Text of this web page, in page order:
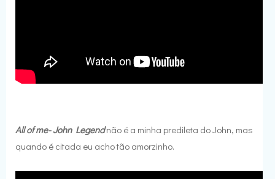
All of me- John Legendnão é a minha predileta do John, mas
quando é citada eu acho tão amorzinho.